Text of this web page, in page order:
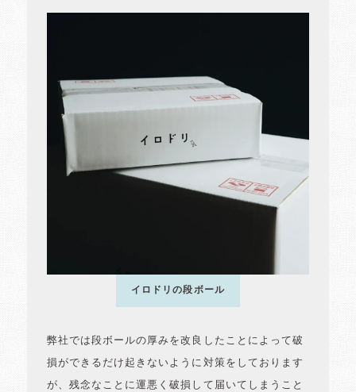
イロドリの段ボール
弊社では段ボールの厚みを改良したことによって破
損ができるだけ起きないように対策をしております
が、残念なことに運悪く破損して届いてしまうこと